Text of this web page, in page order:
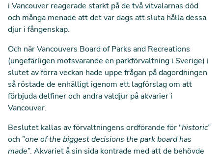
i Vancouver reagerade starkt på de två vitvalarnas död
och många menade att det var dags att sluta hålla dessa
djur i fångenskap.
Och när Vancouvers Board of Parks and Recreations
(ungefärligen motsvarande en parkförvaltning i Sverige) i
slutet av förra veckan hade uppe frågan på dagordningen
så röstade de enhälligt igenom ett lagförslag om att
förbjuda delfiner och andra valdjur på akvarier i
Vancouver.
Beslutet kallas av förvaltningens ordförande för "historic”
och ”one of the biggest decisions the park board has
made”. Akvariet å sin sida kontrade med att de behövde